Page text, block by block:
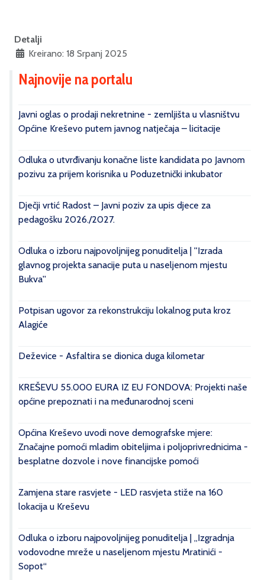
Detalji
Kreirano: 18 Srpanj 2025
Najnovije na portalu
Javni oglas o prodaji nekretnine - zemljišta u vlasništvu
Općine Kreševo putem javnog natječaja – licitacije
Odluka o utvrđivanju konačne liste kandidata po Javnom
pozivu za prijem korisnika u Poduzetnički inkubator
Dječji vrtić Radost – Javni poziv za upis djece za
pedagošku 2026./2027.
Odluka o izboru najpovoljnijeg ponuditelja | ''Izrada
glavnog projekta sanacije puta u naseljenom mjestu
Bukva''
Potpisan ugovor za rekonstrukciju lokalnog puta kroz
Alagiće
Deževice - Asfaltira se dionica duga kilometar
KREŠEVU 55.000 EURA IZ EU FONDOVA: Projekti naše
općine prepoznati i na međunarodnoj sceni
Općina Kreševo uvodi nove demografske mjere:
Značajne pomoći mladim obiteljima i poljoprivrednicima -
besplatne dozvole i nove financijske pomoći
Zamjena stare rasvjete - LED rasvjeta stiže na 160
lokacija u Kreševu
Odluka o izboru najpovoljnijeg ponuditelja | „Izgradnja
vodovodne mreže u naseljenom mjestu Mratinići -
Sopot“